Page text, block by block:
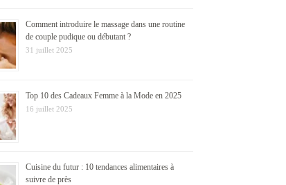
Comment introduire le massage dans une routine
de couple pudique ou débutant ?
31 juillet 2025
Top 10 des Cadeaux Femme à la Mode en 2025
16 juillet 2025
Cuisine du futur : 10 tendances alimentaires à
suivre de près